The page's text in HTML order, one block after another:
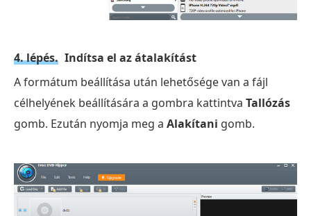
4. lépés. Indítsa el az átalakítást
A formátum beállítása után lehetősége van a fájl
célhelyének beállítására a gombra kattintva Tallózás
gomb. Ezután nyomja meg a Alakítani gomb.